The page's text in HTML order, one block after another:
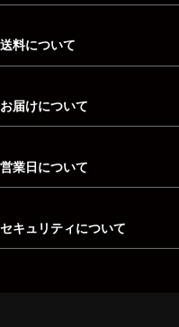
送料について
お届けについて
営業日について
セキュリティについて